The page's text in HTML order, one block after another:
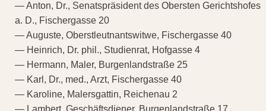
— Anton, Dr., Senatspräsident des Obersten Gerichtshofes
a. D., Fischergasse 20
— Auguste, Oberstleutnantswitwe, Fischergasse 40
— Heinrich, Dr. phil., Studienrat, Hofgasse 4
— Hermann, Maler, Burgenlandstraße 25
— Karl, Dr., med., Arzt, Fischergasse 40
— Karoline, Malersgattin, Reichenau 2